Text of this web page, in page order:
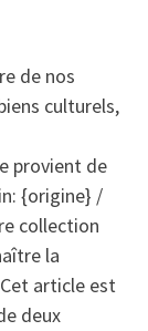
de nos
culturels,
provient de
{origine} /
collection
la
article est
deux